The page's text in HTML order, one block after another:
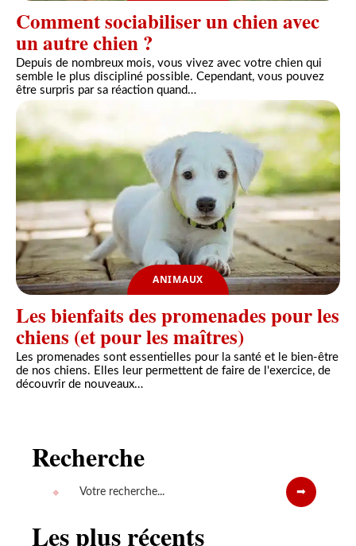
Comment sociabiliser un chien avec
un autre chien ?
Depuis de nombreux mois, vous vivez avec votre chien qui
semble le plus discipliné possible. Cependant, vous pouvez
être surpris par sa réaction quand…
ANIMAUX
Les bienfaits des promenades pour les
chiens (et pour les maîtres)
Les promenades sont essentielles pour la santé et le bien-être
de nos chiens. Elles leur permettent de faire de l'exercice, de
découvrir de nouveaux…
Recherche
Les plus récents